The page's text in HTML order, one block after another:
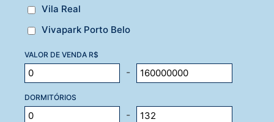
Vila Real
Vivapark Porto Belo
VALOR DE VENDA R$
-
DORMITÓRIOS
-